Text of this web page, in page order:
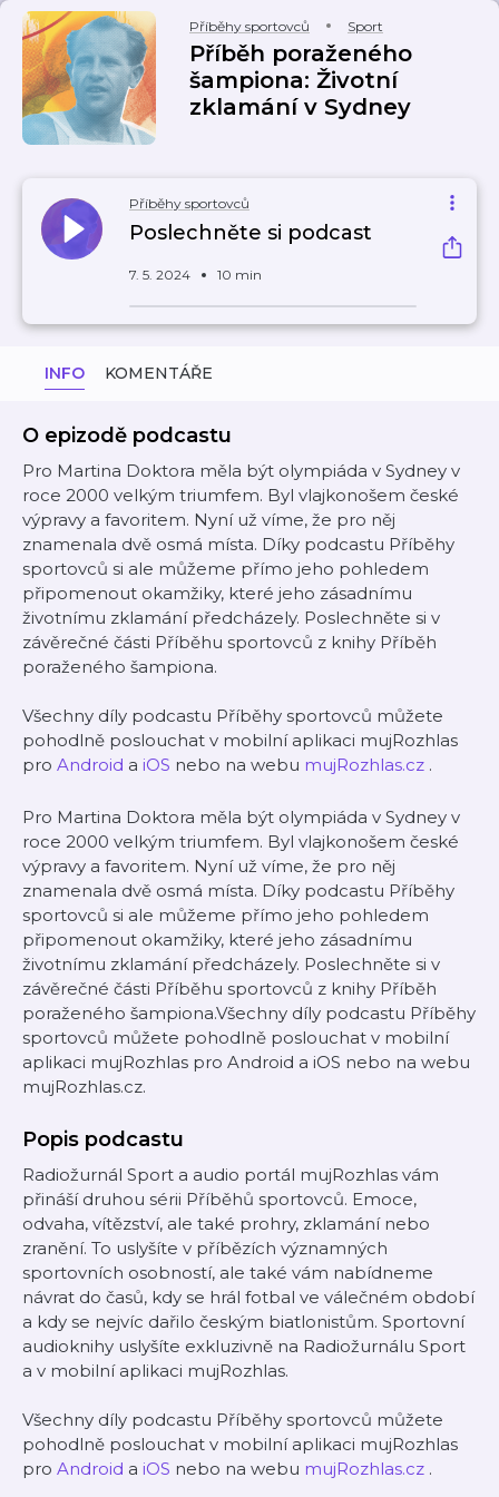
Příběhy sportovců Sport
Příběh poraženého
šampiona: Životní
zklamání v Sydney
Příběhy sportovců
Poslechněte si podcast
7. 5. 2024 10 min
INFO KOMENTÁŘE
O epizodě podcastu
Pro Martina Doktora měla být olympiáda v Sydney v
roce 2000 velkým triumfem. Byl vlajkonošem české
výpravy a favoritem. Nyní už víme, že pro něj
znamenala dvě osmá místa. Díky podcastu Příběhy
sportovců si ale můžeme přímo jeho pohledem
připomenout okamžiky, které jeho zásadnímu
životnímu zklamání předcházely. Poslechněte si v
závěrečné části Příběhu sportovců z knihy Příběh
poraženého šampiona.
Všechny díly podcastu Příběhy sportovců můžete
pohodlně poslouchat v mobilní aplikaci mujRozhlas
pro Android a iOS nebo na webu mujRozhlas.cz .
Pro Martina Doktora měla být olympiáda v Sydney v
roce 2000 velkým triumfem. Byl vlajkonošem české
výpravy a favoritem. Nyní už víme, že pro něj
znamenala dvě osmá místa. Díky podcastu Příběhy
sportovců si ale můžeme přímo jeho pohledem
připomenout okamžiky, které jeho zásadnímu
životnímu zklamání předcházely. Poslechněte si v
závěrečné části Příběhu sportovců z knihy Příběh
poraženého šampiona.Všechny díly podcastu Příběhy
sportovců můžete pohodlně poslouchat v mobilní
aplikaci mujRozhlas pro Android a iOS nebo na webu
mujRozhlas.cz.
Popis podcastu
Radiožurnál Sport a audio portál mujRozhlas vám
přináší druhou sérii Příběhů sportovců. Emoce,
odvaha, vítězství, ale také prohry, zklamání nebo
zranění. To uslyšíte v příbězích významných
sportovních osobností, ale také vám nabídneme
návrat do časů, kdy se hrál fotbal ve válečném období
a kdy se nejvíc dařilo českým biatlonistům. Sportovní
audioknihy uslyšíte exkluzivně na Radiožurnálu Sport
a v mobilní aplikaci mujRozhlas.
Všechny díly podcastu Příběhy sportovců můžete
pohodlně poslouchat v mobilní aplikaci mujRozhlas
pro Android a iOS nebo na webu mujRozhlas.cz .